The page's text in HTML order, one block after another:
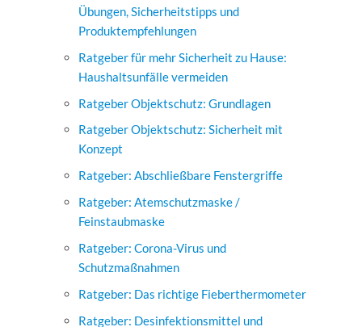
Übungen, Sicherheitstipps und
Produktempfehlungen
Ratgeber für mehr Sicherheit zu Hause:
Haushaltsunfälle vermeiden
Ratgeber Objektschutz: Grundlagen
Ratgeber Objektschutz: Sicherheit mit
Konzept
Ratgeber: Abschließbare Fenstergriffe
Ratgeber: Atemschutzmaske /
Feinstaubmaske
Ratgeber: Corona-Virus und
Schutzmaßnahmen
Ratgeber: Das richtige Fieberthermometer
Ratgeber: Desinfektionsmittel und